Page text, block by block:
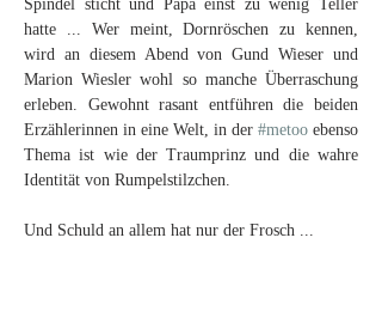
Spindel sticht und Papa einst zu wenig Teller
hatte ... Wer meint, Dornröschen zu kennen,
wird an diesem Abend von Gund Wieser und
Marion Wiesler wohl so manche Überraschung
erleben. Gewohnt rasant entführen die beiden
Erzählerinnen in eine Welt, in der #metoo ebenso
Thema ist wie der Traumprinz und die wahre
Identität von Rumpelstilzchen.
Und Schuld an allem hat nur der Frosch ...